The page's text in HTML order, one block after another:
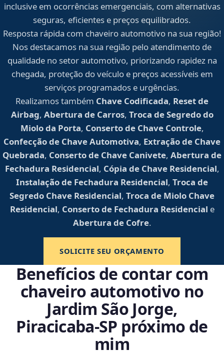
inclusive em ocorrências emergenciais, com alternativas
seguras, eficientes e preços equilibrados.
Resposta rápida com chaveiro automotivo na sua região!
Nos destacamos na sua região pelo atendimento de
qualidade no setor automotivo, priorizando rapidez na
chegada, proteção do veículo e preços acessíveis em
serviços programados e urgências.
Realizamos também Chave Codificada, Reset de
Airbag, Abertura de Carros, Troca de Segredo do
Miolo da Porta, Conserto de Chave Controle,
Confecção de Chave Automotiva, Extração de Chave
Quebrada, Conserto de Chave Canivete, Abertura de
Fechadura Residencial, Cópia de Chave Residencial,
Instalação de Fechadura Residencial, Troca de
Segredo Chave Residencial, Troca de Miolo Chave
Residencial, Conserto de Fechadura Residencial e
Abertura de Cofre.
SOLICITE SEU ORÇAMENTO
Benefícios de contar com
chaveiro automotivo no
Jardim São Jorge,
Piracicaba‑SP próximo de
mim